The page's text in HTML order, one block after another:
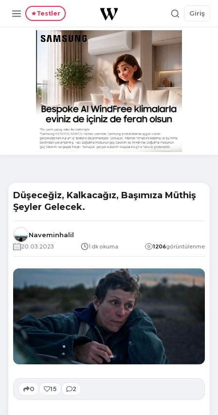
Testler Giriş
Düşeceğiz, Kalkacağız, Başımıza Müthiş
Şeyler Gelecek.
Naveminhalil
20.03.2023 1 dk okuma 1206görüntülenme
0 15 2